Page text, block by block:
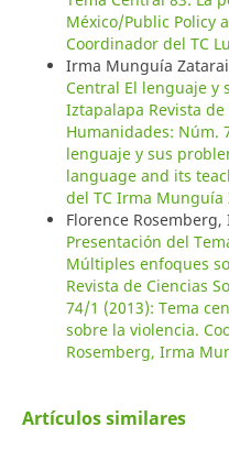
México/Public Policy
Coordinador del TC
Irma Munguía
Central El lenguaje y
Iztapalapa Revista de
Humanidades: Núm.
lenguaje y sus
language and its
del TC Irma Munguía
Florence
Presentación del
Múltiples enfoques
Revista de Ciencias
74/1 (2013): Tema
sobre la violencia.
Rosemberg, Irma
Artículos similares